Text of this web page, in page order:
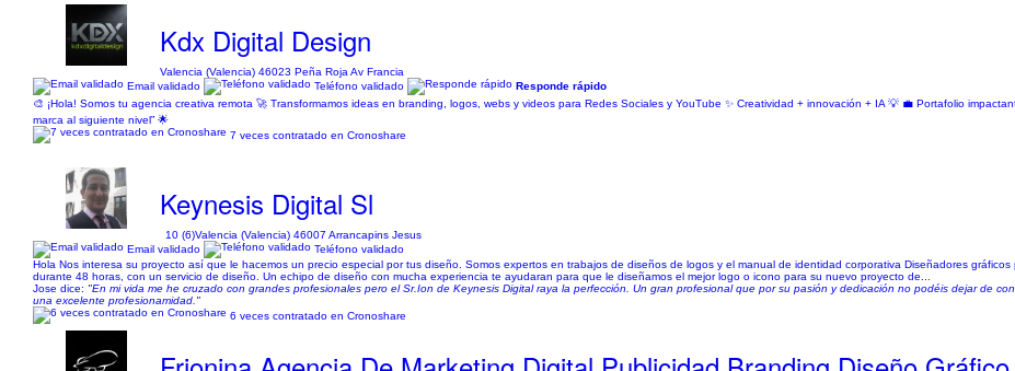
Kdx Digital Design
Valencia (Valencia) 46023 Peña Roja Av Francia
Email validado
Teléfono validado
Responde rápido
🎨 ¡Hola! Somos tu agencia creativa remota 🚀 Transformamos ideas en branding, logos, webs y videos para Redes Sociales y YouTube ✨ Creatividad + innovación + IA 💡 💼 Portafolio
marca al siguiente nivel” 🌟
7 veces contratado en Cronoshare
Keynesis Digital Sl
10 (6)Valencia (Valencia) 46007 Arrancapins Jesus
Email validado
Teléfono validado
Hola Nos interesa su proyecto así que le hacemos un precio especial por tus diseño. Somos expertos en trabajos de diseños de logos y el manual de identidad corporativa Diseñadores gráficos
durante 48 horas, con un servicio de diseño. Un echipo de diseño con mucha experiencia te ayudaran para que le diseñamos el mejor logo o icono para su nuevo proyecto de...
Jose dice: "En mi vida me he cruzado con grandes profesionales pero el Sr.Ion de Keynesis Digital raya la perfección. Un gran profesional que por su pasión y dedicación no podéis dejar de
una excelente profesionamidad."
6 veces contratado en Cronoshare